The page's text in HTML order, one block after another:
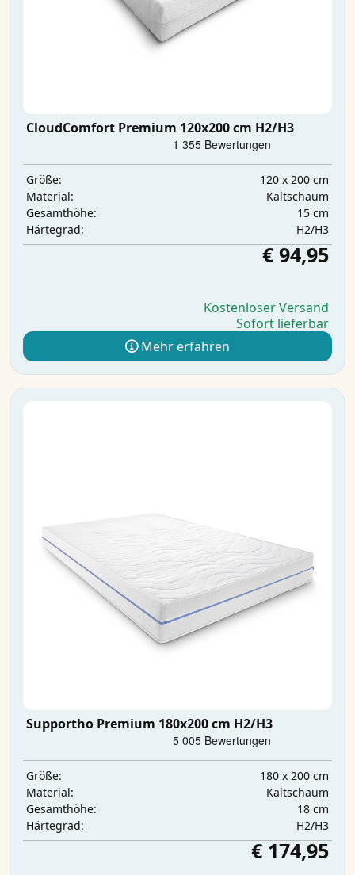
CloudComfort Premium 120x200 cm H2/H3
Größe:
120 x 200 cm
Material:
Kaltschaum
Gesamthöhe:
15 cm
Härtegrad:
H2/H3
€ 94,95
Kostenloser Versand
Sofort lieferbar
Mehr erfahren
Supportho Premium 180x200 cm H2/H3
Größe:
180 x 200 cm
Material:
Kaltschaum
Gesamthöhe:
18 cm
Härtegrad:
H2/H3
€ 174,95